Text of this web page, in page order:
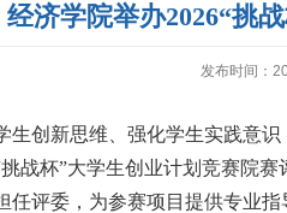
经济学院举办2026“挑
发布时间：
生创新思维、强化学生实践意
战杯”大学生创业计划竞赛院
任评委，为参赛项目提供专业指